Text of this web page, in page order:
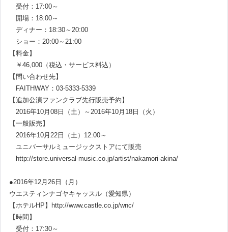
受付：17:00～
開場：18:00～
ディナー：18:30～20:00
ショー：20:00～21:00
【料金】
￥46,000（税込・サービス料込）
【問い合わせ先】
FAITHWAY：03-5333-5339
【追加公演ファンクラブ先行販売予約】
2016年10月08日（土）～2016年10月18日（火）
【一般販売】
2016年10月22日（土）12:00～
ユニバーサルミュージックストアにて販売
http://store.universal-music.co.jp/artist/nakamori-akina/
●2016年12月26日（月）
ウエスティンナゴヤキャッスル（愛知県）
【ホテルHP】http://www.castle.co.jp/wnc/
【時間】
受付：17:30～